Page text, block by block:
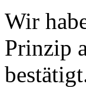
Wir
Prinzip